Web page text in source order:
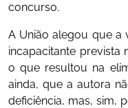
concurso.
A União alegou que a
incapacitante prevista
o que resultou na
ainda, que a autora
deficiência, mas, sim,